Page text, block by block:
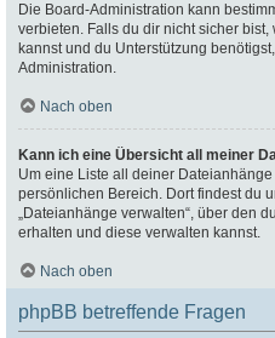
Die Board-Administration kann
verbieten. Falls du dir nicht sicher
kannst und du Unterstützung
Administration.
Nach oben
Kann ich eine Übersicht all meiner
Um eine Liste all deiner
persönlichen Bereich. Dort findest du
„Dateianhänge verwalten“, über den
erhalten und diese verwalten kannst.
Nach oben
phpBB betreffende Fragen